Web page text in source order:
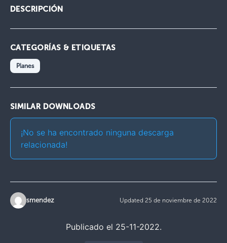
DESCRIPCIÓN
CATEGORÍAS & ETIQUETAS
Planes
SIMILAR DOWNLOADS
¡No se ha encontrado ninguna descarga
relacionada!
smendez Updated 25 de noviembre de 2022
Publicado el 25-11-2022.